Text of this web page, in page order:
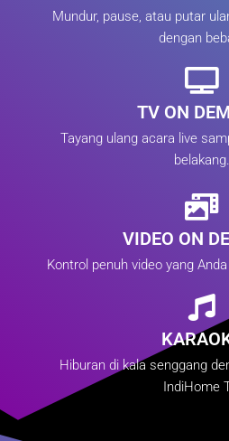
Mundur, pause, atau putar
dengan
TV ON
Tayang ulang acara live
belakang.
VIDEO ON
Kontrol penuh video yang
Hiburan di kala senggang
IndiHome